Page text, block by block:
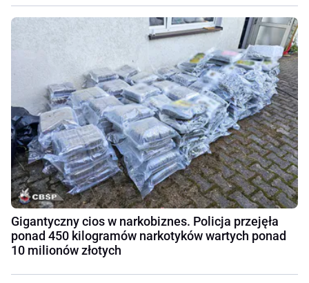
Gigantyczny cios w narkobiznes. Policja przejęła
ponad 450 kilogramów narkotyków wartych ponad
10 milionów złotych